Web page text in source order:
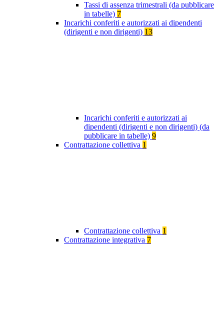
Tassi di assenza trimestrali (da pubblicare
in tabelle) 7
Incarichi conferiti e autorizzati ai dipendenti
(dirigenti e non dirigenti) 13
Incarichi conferiti e autorizzati ai
dipendenti (dirigenti e non dirigenti) (da
pubblicare in tabelle) 9
Contrattazione collettiva 1
Contrattazione collettiva 1
Contrattazione integrativa 7